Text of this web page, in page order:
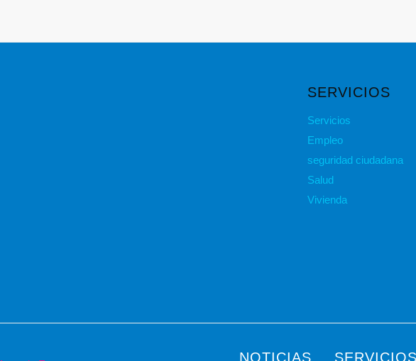
SERVICIOS
Servicios
Empleo
seguridad ciudadana
Salud
Vivienda
NOTICIAS SERVICIOS